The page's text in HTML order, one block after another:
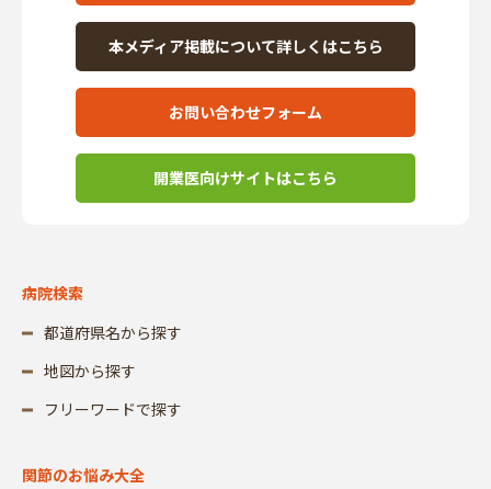
本メディア掲載について詳しくはこちら
お問い合わせフォーム
開業医向けサイトはこちら
病院検索
都道府県名から探す
地図から探す
フリーワードで探す
関節のお悩み大全